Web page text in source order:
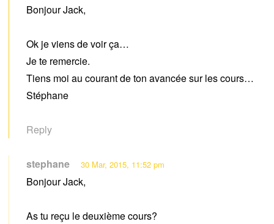
Bonjour Jack,
Ok je viens de voir ça…
Je te remercie.
Tiens moi au courant de ton avancée sur les cours…
Stéphane
Reply
stephane 30 Mar, 2015, 11:52 pm
Bonjour Jack,
As tu reçu le deuxième cours?